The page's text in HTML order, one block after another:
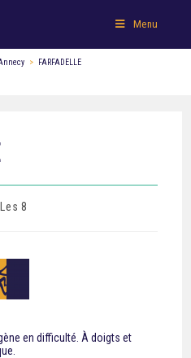
Menu
> FARFADELLE
Les 8
en difficulté. À doigts et